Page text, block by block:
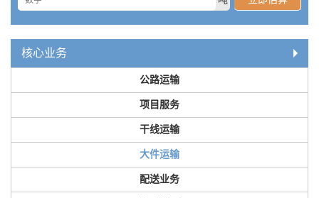
核心业务
公路运输
项目服务
干线运输
大件运输
配送业务